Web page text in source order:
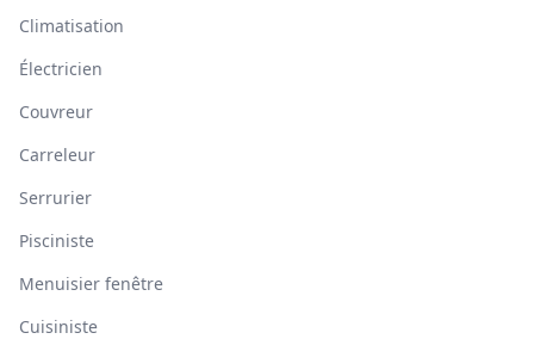
Climatisation
Électricien
Couvreur
Carreleur
Serrurier
Pisciniste
Menuisier fenêtre
Cuisiniste